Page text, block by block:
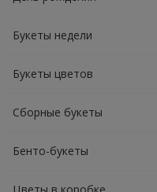
Букеты недели
Букеты цветов
Сборные букеты
Бенто-букеты